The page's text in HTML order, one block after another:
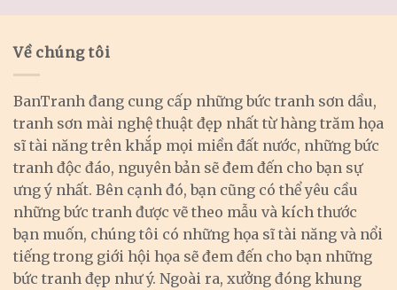
Về chúng tôi
BanTranh đang cung cấp những bức tranh sơn dầu,
tranh sơn mài nghệ thuật đẹp nhất từ hàng trăm họa
sĩ tài năng trên khắp mọi miền đất nước, những bức
tranh độc đáo, nguyên bản sẽ đem đến cho bạn sự
ưng ý nhất. Bên cạnh đó, bạn cũng có thể yêu cầu
những bức tranh được vẽ theo mẫu và kích thước
bạn muốn, chúng tôi có những họa sĩ tài năng và nổi
tiếng trong giới hội họa sẽ đem đến cho bạn những
bức tranh đẹp như ý. Ngoài ra, xưởng đóng khung